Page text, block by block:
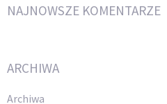
NAJNOWSZE KOMENTARZE
ARCHIWA
Archiwa